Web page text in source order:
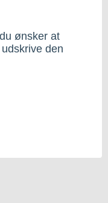
ønsker at
den